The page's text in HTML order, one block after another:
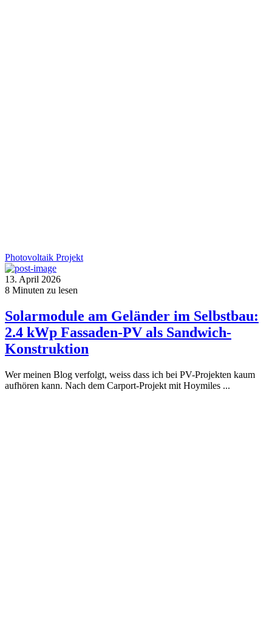
Photovoltaik Projekt
13. April 2026
8 Minuten zu lesen
Solarmodule am Geländer im Selbstbau:
2.4 kWp Fassaden-PV als Sandwich-
Konstruktion
Wer meinen Blog verfolgt, weiss dass ich bei PV-Projekten kaum
aufhören kann. Nach dem Carport-Projekt mit Hoymiles ...